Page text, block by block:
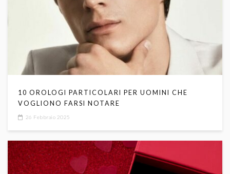
10 OROLOGI PARTICOLARI PER UOMINI CHE
VOGLIONO FARSI NOTARE
26 Febbraio 2025